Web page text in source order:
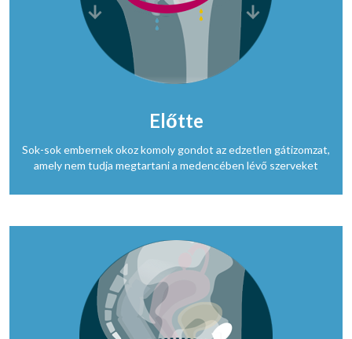
Előtte
Sok-sok embernek okoz komoly gondot az edzetlen gátizomzat,
amely nem tudja megtartani a medencében lévő szerveket